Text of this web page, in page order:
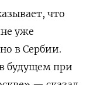
что
уже
в Сербии.
будущем при